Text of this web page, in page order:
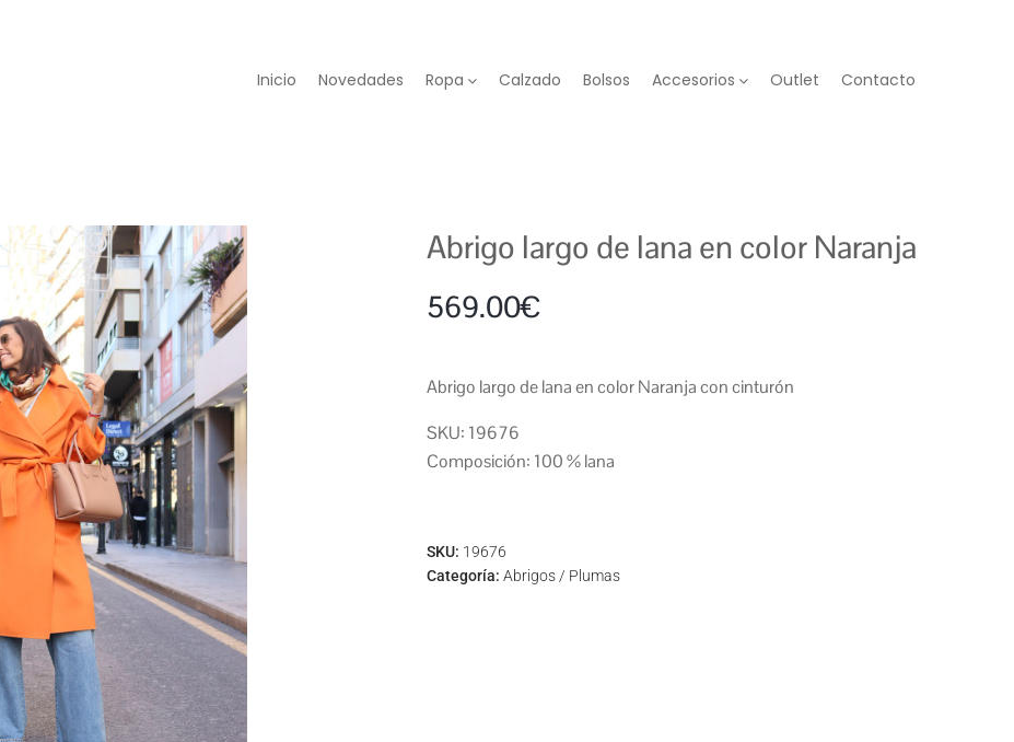
Inicio Novedades Ropa Calzado Bolsos Accesorios Outlet Contacto
Abrigo largo de lana en color Naranja
569.00€
Abrigo largo de lana en color Naranja con cinturón
SKU: 19676
Composición: 100 % lana
SKU: 19676
Categoría:Abrigos / Plumas